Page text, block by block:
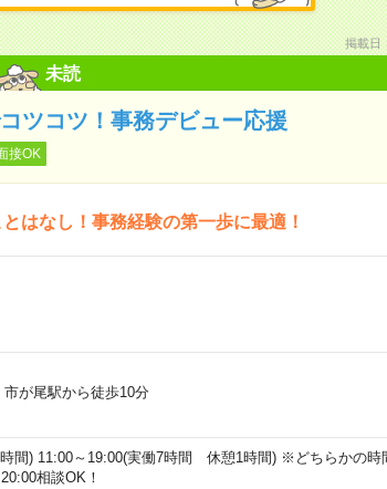
掲載日
未読
ツコツ！事務デビュー応援
接OK
はなし！事務経験の第一歩に最適！
市が尾駅から徒歩10分
間) 11:00～19:00(実働7時間 休憩1時間) ※どちらかの時
相談OK！